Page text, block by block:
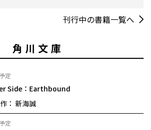
刊行中の書籍一覧へ
角川文庫
定
Side：Earthbound
： 新海誠
定